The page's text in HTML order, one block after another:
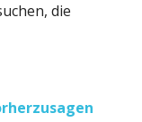
die